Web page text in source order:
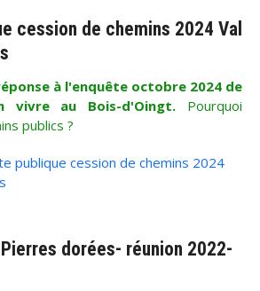
cession de chemins 2024 Val
à l'enquête octobre 2024 de
vivre au Bois-d'Oingt. Pourquoi
publics ?
publique cession de chemins 2024
dorées- réunion 2022-